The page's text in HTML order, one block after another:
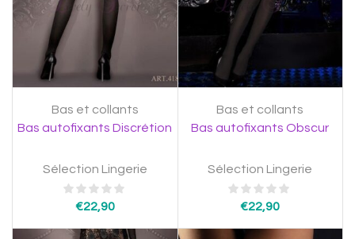
Bas et collants
Bas autofixants Discrétion
Sélection Lingerie
€22,90
Bas et collants
Bas autofixants Obscur
Sélection Lingerie
€22,90